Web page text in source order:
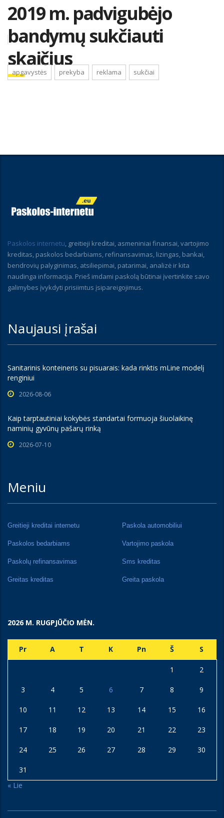
2019 m. padvigubėjo
bandymų sukčiauti
skaičius
apgavystės prekyba reklama sukčiai
Paskolos internetu, greitieji kreditai, asmeniniai finansai, vartojimo
kreditas, paskolos bedarbiams, refinansavimas, lizingas, bankai,
bendrovių palyginimas, atsiliepimai, patarimai, analizė ir kita
naudinga informacija. Prieš imdami paskolą būtinai įvertinkite savo
galimybes įvykdyti prisiimtus įsipareigojimus.
Naujausi įrašai
Sanitarinis konteineris su pisuarais: kada rinktis mLine modelį
renginiui
2026-08-06
Kaip tarptautiniai kokybės standartai formuoja šiuolaikinę
naminių gyvūnų pašarų rinką
2026-07-10
Meniu
Greitieji kreditai internetu Paskola automobiliui
Paskolos bedarbiams Vartojimo paskola
Paskolų refinansavimas Sms kreditas
Greitas kreditas Greita paskola
2026 M. RUGPJŪČIO MĖN.
Pr A T K Pn Š S
1 2
3 4 5 6 7 8 9
10 11 12 13 14 15 16
17 18 19 20 21 22 23
24 25 26 27 28 29 30
31
« Lie